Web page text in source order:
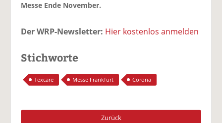
Messe Ende November.
Der WRP-Newsletter: Hier kostenlos anmelden
Stichworte
Texcare Messe Frankfurt Corona
Zurück